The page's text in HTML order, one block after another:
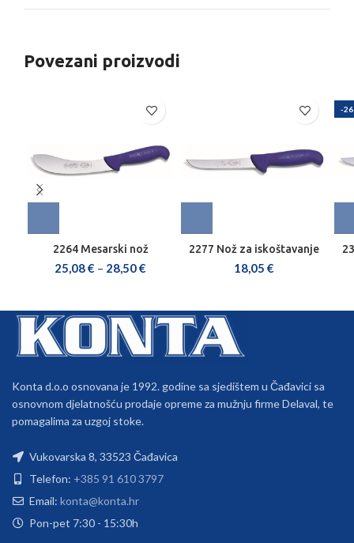
Povezani proizvodi
2264 Mesarski nož
25,08€ – 28,50€
2277 Nož za iskoštavanje
18,05 €
-
Konta d.o.o osnovana je 1992. godine sa sjedištem u Čađavici sa
osnovnom djelatnošću prodaje opreme za mužnju firme Delaval, te
pomagalima za uzgoj stoke.
Vukovarska 8, 33523 Čađavica
Telefon: +385 91 610 3797
Email: konta@konta.hr
Pon-pet 7:30 - 15:30h